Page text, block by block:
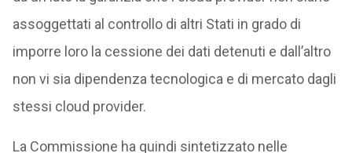
assoggettati al controllo di altri Stati in grado di
imporre loro la cessione dei dati detenuti e dall’altro
non vi sia dipendenza tecnologica e di mercato dagli
stessi cloud provider.
La Commissione ha quindi sintetizzato nelle